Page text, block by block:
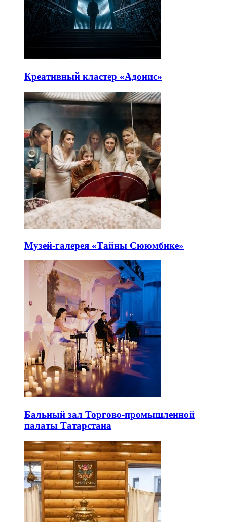
Креативный кластер «Адонис»
Музей-галерея «Тайны Сююмбике»
Бальный зал Торгово-промышленной
палаты Татарстана